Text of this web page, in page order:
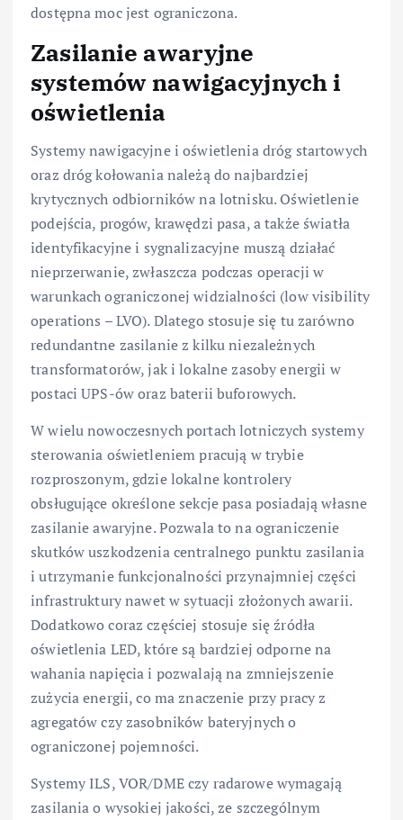
dostępna moc jest ograniczona.
Zasilanie awaryjne
systemów nawigacyjnych i
oświetlenia
Systemy nawigacyjne i oświetlenia dróg startowych
oraz dróg kołowania należą do najbardziej
krytycznych odbiorników na lotnisku. Oświetlenie
podejścia, progów, krawędzi pasa, a także światła
identyfikacyjne i sygnalizacyjne muszą działać
nieprzerwanie, zwłaszcza podczas operacji w
warunkach ograniczonej widzialności (low visibility
operations – LVO). Dlatego stosuje się tu zarówno
redundantne zasilanie z kilku niezależnych
transformatorów, jak i lokalne zasoby energii w
postaci UPS-ów oraz baterii buforowych.
W wielu nowoczesnych portach lotniczych systemy
sterowania oświetleniem pracują w trybie
rozproszonym, gdzie lokalne kontrolery
obsługujące określone sekcje pasa posiadają własne
zasilanie awaryjne. Pozwala to na ograniczenie
skutków uszkodzenia centralnego punktu zasilania
i utrzymanie funkcjonalności przynajmniej części
infrastruktury nawet w sytuacji złożonych awarii.
Dodatkowo coraz częściej stosuje się źródła
oświetlenia LED, które są bardziej odporne na
wahania napięcia i pozwalają na zmniejszenie
zużycia energii, co ma znaczenie przy pracy z
agregatów czy zasobników bateryjnych o
ograniczonej pojemności.
Systemy ILS, VOR/DME czy radarowe wymagają
zasilania o wysokiej jakości, ze szczególnym